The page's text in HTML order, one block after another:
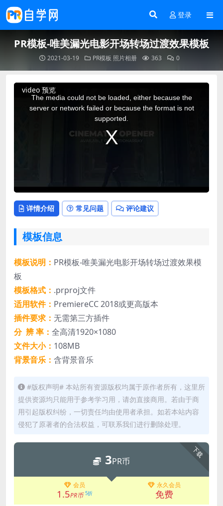
登录
PR模板-唯美漏光电影开场转场过渡效果模板
2021-03-19 PR模板 照片相册 363 0
video 预览
This
The media could not be loaded, either because the
server or network failed or because the format is not
supported.
详情介绍 常见问题 评论建议
模板信息
模板说明： PR模板-唯美漏光电影开场转场过渡效果模
板
模板格式： .prproj文件
适用软件： PremiereCC 2018或更高版本
插件要求： 无需第三方插件
分 辨 率： 全高清1920×1080
文件大小： 108MB
背景音乐： 含背景音乐
#版权声明# 本站所有资源版权均属于原作者所有，这里所
提供资源均只能用于参考学习用，请勿直接商用。若由于商
用引起版权纠纷，一切责任均由使用者承担。如若本站内容
侵犯了原著者的合法权益，可联系我们进行删除处理。
下载
3PR币
会员
1.5PR币 5折
永久会员
免费